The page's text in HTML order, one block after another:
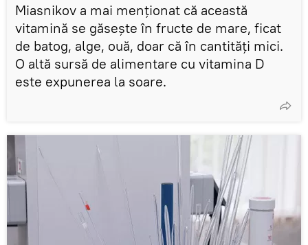
Miasnikov a mai menționat că această
vitamină se găsește în fructe de mare, ficat
de batog, alge, ouă, doar că în cantități mici.
O altă sursă de alimentare cu vitamina D
este expunerea la soare.